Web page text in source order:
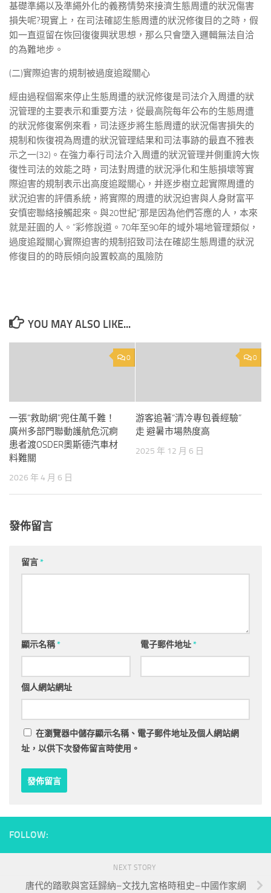
基礎準繩以及準繩外化的義務情勢來接濟生態周遭的狀況傷害
損失呢?現實上，在司法確認生態周遭的狀況修復目的之時，假
如一直逗留在恢回復復興狀思想，那么只會墮入邏輯無法自洽
的為難地步。
(二)實際迫害的規制被過度追蹤關心
經由過程個案來停止生態周遭的狀況修復是司法介入周遭的狀
況管理的主要表示和重要方法，從最高院每年公布的生態周遭
的狀況修復案例來看，司法逐步將生態周遭的狀況傷害損失的
規制和恢復視為周遭的狀況管理結果和司法事跡的最直不雅表
示之一(32)。在強力奉行司法介入周遭的狀況管理并側重誇大恢
復性司法的效能之時，司法對周遭的狀況淨化和生態損壞等實
際迫害的規制表示出高度追蹤關心，并逐步樹立起實際周遭的
狀況迫害的評價系統，將實際的周遭的狀況迫害與人身財富平
安慎密聯絡接觸起來。與20世紀“那是因為他們答應的人，本來
就是莊園的人。”彩修說道。70年至90年的域外場地管理類似，
過度追蹤關心實際迫害的規制招致司法在確認生態周遭的狀況
修復目的的時辰傾向設置較高的風險防
YOU MAY ALSO LIKE...
0
一張“救助網”兜住萬千難！
廣州多部門聯動護航危沉痾
患者渡OSDER奧斯德汽車材
料難關
2026 年 4 月 6 日
0
游客追著“清冷專包養經驗”
走 避暑市場熱度高
2025 年 12 月 6 日
發佈留言
留言*
顯示名稱* 電子郵件地址*
個人網站網址
在瀏覽器中儲存顯示名稱、電子郵件地址及個人網站網
址，以供下次發佈留言時使用。
FOLLOW:
NEXT STORY
唐代的踏歌與宮廷歸納–文找九宮格時租史–中國作家網